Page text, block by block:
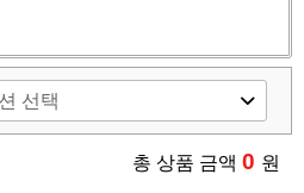
총 상품 금액 0 원